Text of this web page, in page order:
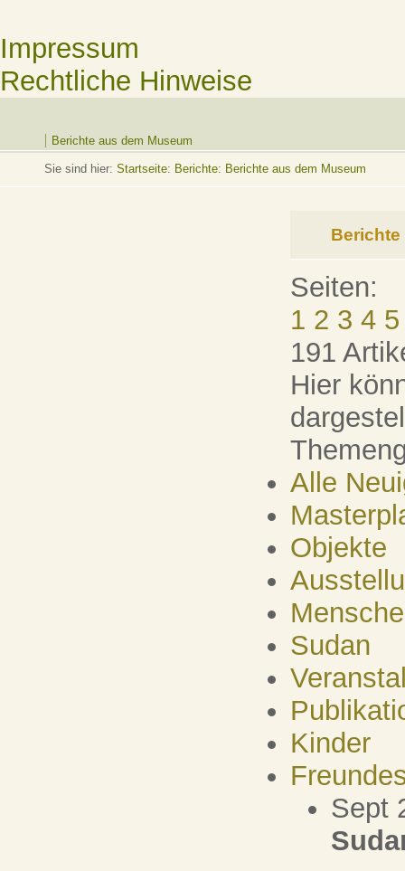
Impressum
Rechtliche Hinweise
Berichte aus dem Museum
Sie sind hier: Startseite: Berichte: Berichte aus dem Museum
Seiten:
1 2 3 4 5
191
Hier
Alle
Objekte
Sudan
Kinder
Sept